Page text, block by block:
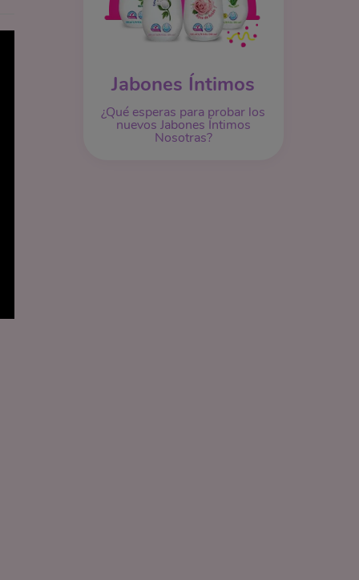
Jabones Íntimos
¿Qué esperas para probar los
nuevos Jabones Íntimos
Nosotras?